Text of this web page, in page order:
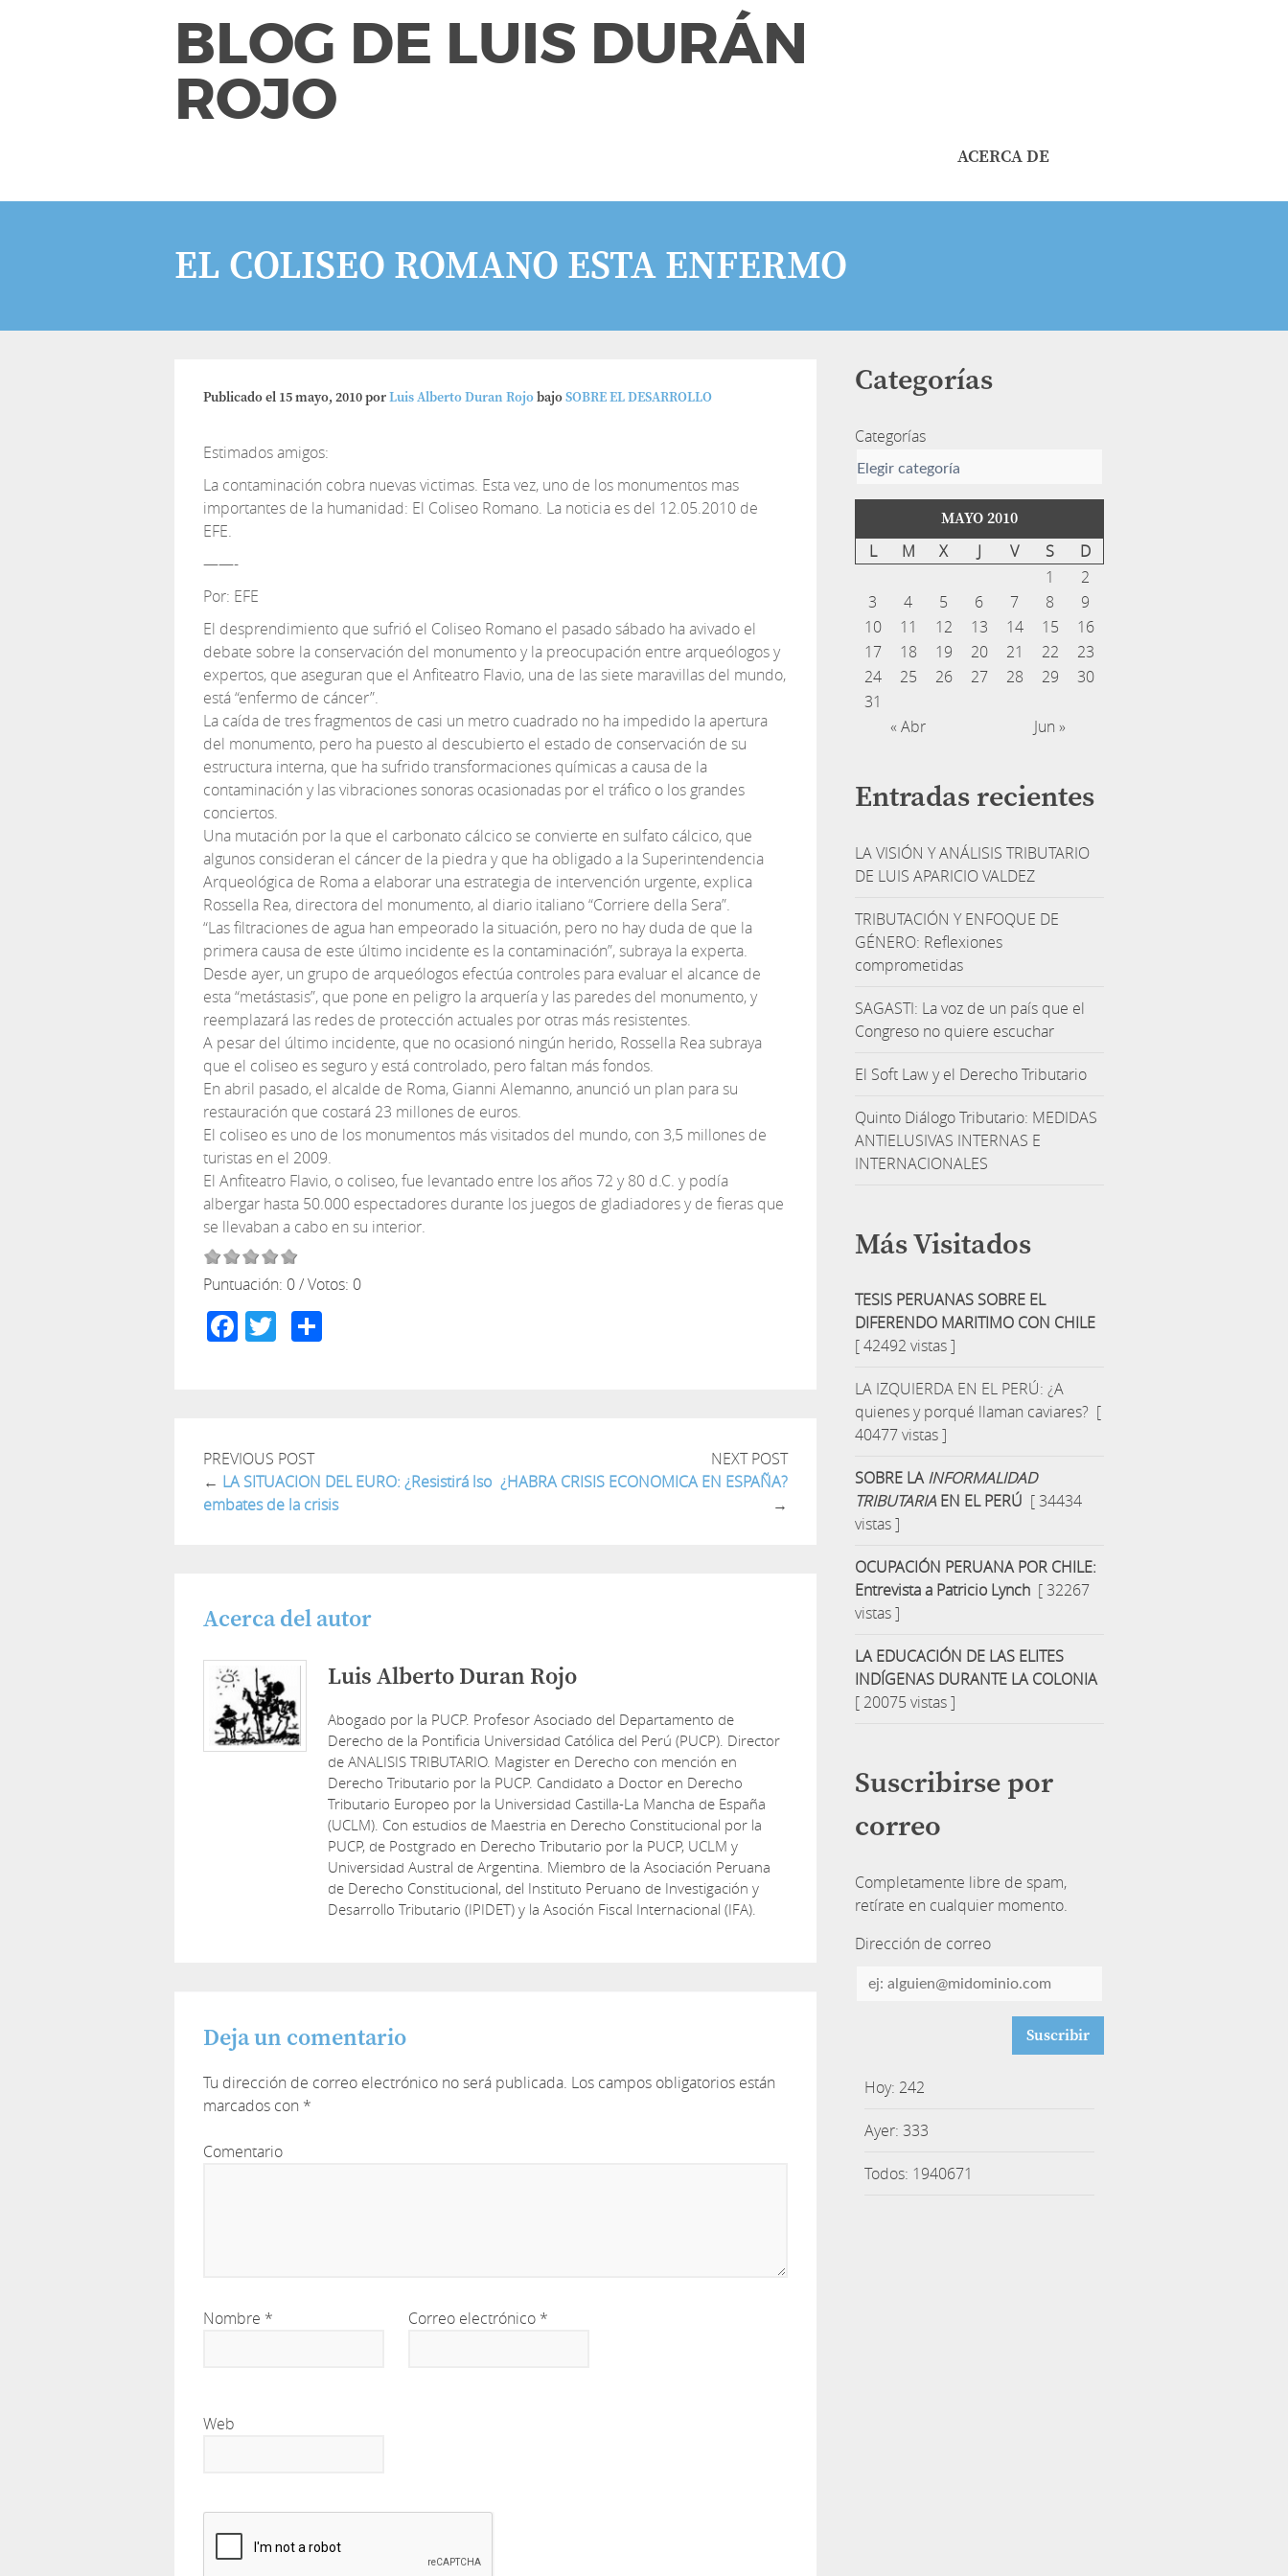
BLOG DE LUIS DURÁN
ROJO
ACERCA DE
EL COLISEO ROMANO ESTA ENFERMO
Publicado el 15 mayo, 2010porLuis Alberto Duran RojobajoSOBRE EL DESARROLLO
Estimados amigos:
La contaminación cobra nuevas victimas. Esta vez, uno de los monumentos mas
importantes de la humanidad: El Coliseo Romano. La noticia es del 12.05.2010 de
EFE.
——-
Por: EFE
El desprendimiento que sufrió el Coliseo Romano el pasado sábado ha avivado el
debate sobre la conservación del monumento y la preocupación entre arqueólogos y
expertos, que aseguran que el Anfiteatro Flavio, una de las siete maravillas del mundo,
está “enfermo de cáncer”.
La caída de tres fragmentos de casi un metro cuadrado no ha impedido la apertura
del monumento, pero ha puesto al descubierto el estado de conservación de su
estructura interna, que ha sufrido transformaciones químicas a causa de la
contaminación y las vibraciones sonoras ocasionadas por el tráfico o los grandes
conciertos.
Una mutación por la que el carbonato cálcico se convierte en sulfato cálcico, que
algunos consideran el cáncer de la piedra y que ha obligado a la Superintendencia
Arqueológica de Roma a elaborar una estrategia de intervención urgente, explica
Rossella Rea, directora del monumento, al diario italiano “Corriere della Sera”.
“Las filtraciones de agua han empeorado la situación, pero no hay duda de que la
primera causa de este último incidente es la contaminación”, subraya la experta.
Desde ayer, un grupo de arqueólogos efectúa controles para evaluar el alcance de
esta “metástasis”, que pone en peligro la arquería y las paredes del monumento, y
reemplazará las redes de protección actuales por otras más resistentes.
A pesar del último incidente, que no ocasionó ningún herido, Rossella Rea subraya
que el coliseo es seguro y está controlado, pero faltan más fondos.
En abril pasado, el alcalde de Roma, Gianni Alemanno, anunció un plan para su
restauración que costará 23 millones de euros.
El coliseo es uno de los monumentos más visitados del mundo, con 3,5 millones de
turistas en el 2009.
El Anfiteatro Flavio, o coliseo, fue levantado entre los años 72 y 80 d.C. y podía
albergar hasta 50.000 espectadores durante los juegos de gladiadores y de fieras que
se llevaban a cabo en su interior.
Puntuación: 0/ Votos: 0
Facebook
Twitter
PREVIOUS POST
← LA SITUACION DEL EURO: ¿Resistirá lso
embates de la crisis
NEXT POST
¿HABRA CRISIS ECONOMICA EN ESPAÑA?
→
Acerca del autor
Luis Alberto Duran Rojo
Abogado por la PUCP. Profesor Asociado del Departamento de
Derecho de la Pontificia Universidad Católica del Perú (PUCP). Director
de ANALISIS TRIBUTARIO. Magister en Derecho con mención en
Derecho Tributario por la PUCP. Candidato a Doctor en Derecho
Tributario Europeo por la Universidad Castilla-La Mancha de España
(UCLM). Con estudios de Maestria en Derecho Constitucional por la
PUCP, de Postgrado en Derecho Tributario por la PUCP, UCLM y
Universidad Austral de Argentina. Miembro de la Asociación Peruana
de Derecho Constitucional, del Instituto Peruano de Investigación y
Desarrollo Tributario (IPIDET) y la Asoción Fiscal Internacional (IFA).
Deja un comentario
Tu dirección de correo electrónico no será publicada. Los campos obligatorios están
marcados con *
Comentario
Nombre * Correo electrónico *
Web
Categorías
Categorías
MAYO 2010
L M X J V S D
« Abr Jun »
1
2
3
4 5 6 7 8
9
10
11 12 13 14 15
16
17
18 19 20 21 22
23
24
25 26 27 28 29
30
31
Entradas recientes
LA VISIÓN Y ANÁLISIS TRIBUTARIO
DE LUIS APARICIO VALDEZ
TRIBUTACIÓN Y ENFOQUE DE
GÉNERO: Reflexiones
comprometidas
SAGASTI: La voz de un país que el
Congreso no quiere escuchar
El Soft Law y el Derecho Tributario
Quinto Diálogo Tributario: MEDIDAS
ANTIELUSIVAS INTERNAS E
INTERNACIONALES
Más Visitados
TESIS PERUANAS SOBRE EL
DIFERENDO MARITIMO CON CHILE
[ 42492 vistas ]
LA IZQUIERDA EN EL PERÚ: ¿A
quienes y porqué llaman caviares? [
40477 vistas ]
SOBRE LAINFORMALIDAD
TRIBUTARIAEN EL PERÚ [ 34434
vistas ]
OCUPACIÓN PERUANA POR CHILE:
Entrevista a Patricio Lynch [ 32267
vistas ]
LA EDUCACIÓN DE LAS ELITES
INDÍGENAS DURANTE LA COLONIA
[ 20075 vistas ]
Suscribirse por
correo
Completamente libre de spam,
retírate en cualquier momento.
Dirección de correo
Dirección
Hoy: 242
Ayer: 333
Todos: 1940671